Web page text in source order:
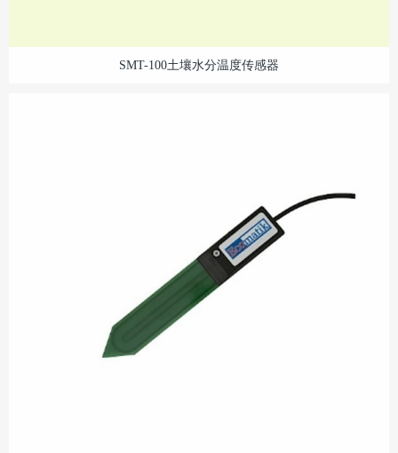
SMT-100土壤水分温度传感器